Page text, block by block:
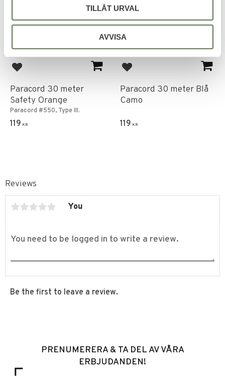
TILLÅT URVAL
AVVISA
Reviews
You
Be the first to leave a review.
Add to favorites
Paracord 30 meter
Safety Orange
Paracord #550, Type III.
119 KR
Add to favorites
Paracord 30 meter Blå
Camo
119 KR
PRENUMERERA & TA DEL AV VÅRA
ERBJUDANDEN!